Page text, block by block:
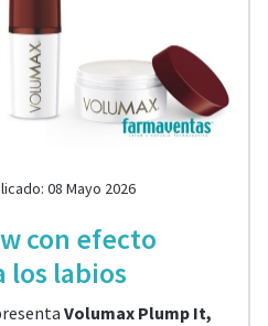
08 Mayo 2026
con efecto
los labios
Volumax Plump It,